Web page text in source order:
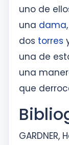
uno de
una dama
dos torres
una de
una
que
GARDNER,